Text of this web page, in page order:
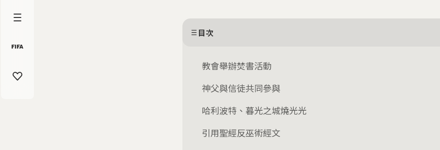
目次
教會舉辦焚書活動
神父與信徒共同參與
哈利波特、暮光之城燒光光
引用聖經反巫術經文